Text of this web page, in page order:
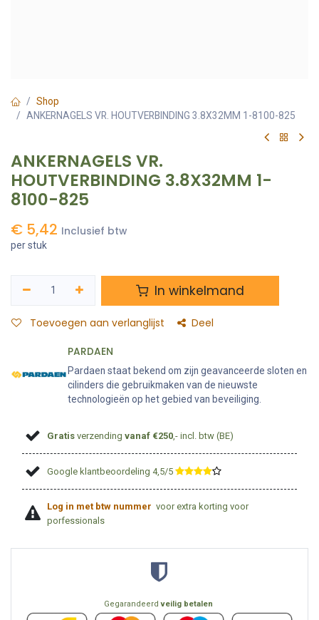
Shop
ANKERNAGELS VR. HOUTVERBINDING 3.8X32MM 1-8100-825
ANKERNAGELS VR.
HOUTVERBINDING 3.8X32MM 1-
8100-825
€ 5,42 Inclusief btw
per stuk
In winkelmand
Toevoegen aan verlanglijst Deel
PARDAEN
Pardaen staat bekend om zijn geavanceerde sloten en
cilinders die gebruikmaken van de nieuwste
technologieën op het gebied van beveiliging.
Gratis verzendingvanaf €250 ,- incl. btw (BE)
Google klantbeoordeling 4,5/5 ​
Log in met btw nummer voor extra korting voor
porfessionals
Gegarandeerdveilig betalen